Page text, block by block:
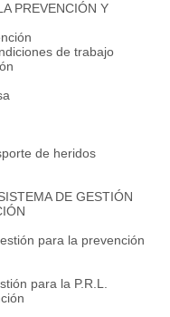
PREVENCIÓN Y
de trabajo
de heridos
DE GESTIÓN
para la prevención
para la P.R.L.